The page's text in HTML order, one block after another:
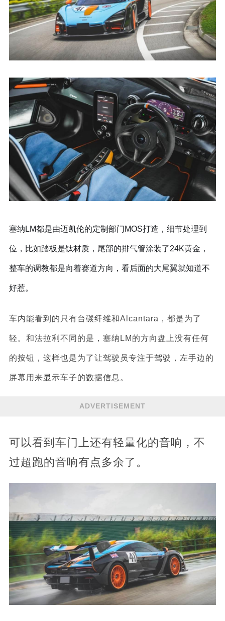
塞纳LM都是由迈凯伦的定制部门MOS打造，细节处理到
位，比如踏板是钛材质，尾部的排气管涂装了24K黄金，
整车的调教都是向着赛道方向，看后面的大尾翼就知道不
好惹。
车内能看到的只有台碳纤维和Alcantara，都是为了
轻。和法拉利不同的是，塞纳LM的方向盘上没有任何
的按钮，这样也是为了让驾驶员专注于驾驶，左手边的
屏幕用来显示车子的数据信息。
ADVERTISEMENT
可以看到车门上还有轻量化的音响，不
过超跑的音响有点多余了。